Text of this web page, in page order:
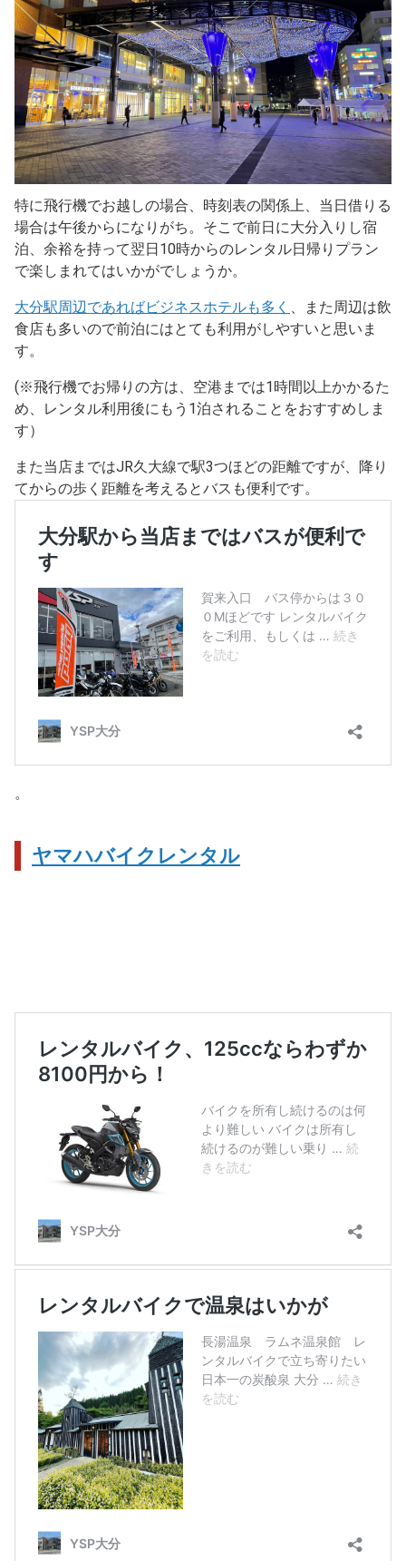
特に飛行機でお越しの場合、時刻表の関係上、当日借りる
場合は午後からになりがち。そこで前日に大分入りし宿
泊、余裕を持って翌日10時からのレンタル日帰りプラン
で楽しまれてはいかがでしょうか。
大分駅周辺であればビジネスホテルも多く 、また周辺は飲
食店も多いので前泊にはとても利用がしやすいと思いま
す。
(※飛行機でお帰りの方は、空港までは1時間以上かかるた
め、レンタル利用後にもう1泊されることをおすすめしま
す）
また当店まではJR久大線で駅3つほどの距離ですが、降り
てからの歩く距離を考えるとバスも便利です。
。
ヤマハバイクレンタル